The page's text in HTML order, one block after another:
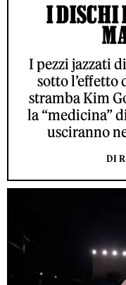
I DISCHI
I pezzi jazzati
sotto l’effetto
stramba Kim
la “medicina”
usciranno
DI